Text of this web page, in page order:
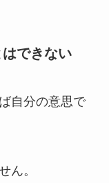
できない
自分の意思で
ん。